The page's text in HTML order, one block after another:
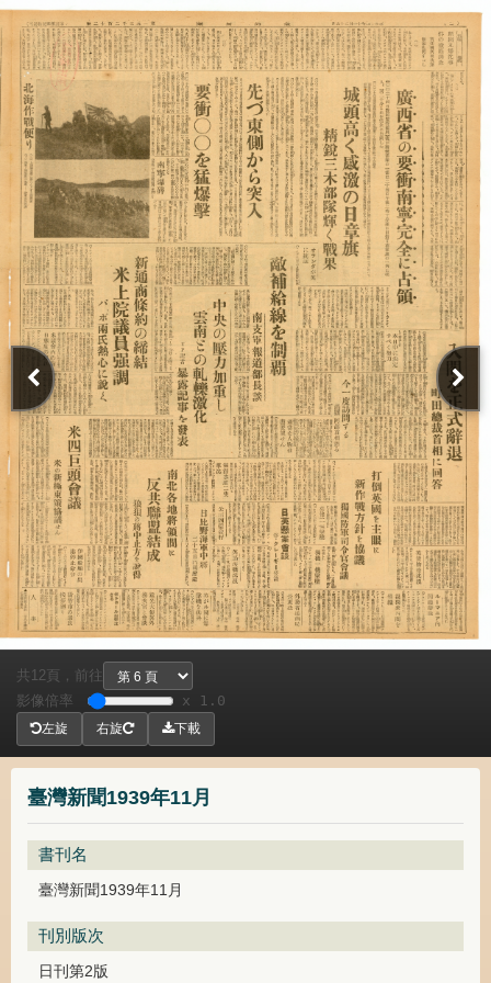
臺灣新聞1939年11月
書刊名
臺灣新聞1939年11月
刊別版次
日刊第2版
共 12頁，
前往
影像倍率
x 1.0
左旋 右旋 下載